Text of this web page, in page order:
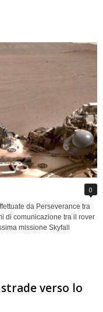
0
da Perseverance tra
di comunicazione tra il rover
missione Skyfall
verso lo